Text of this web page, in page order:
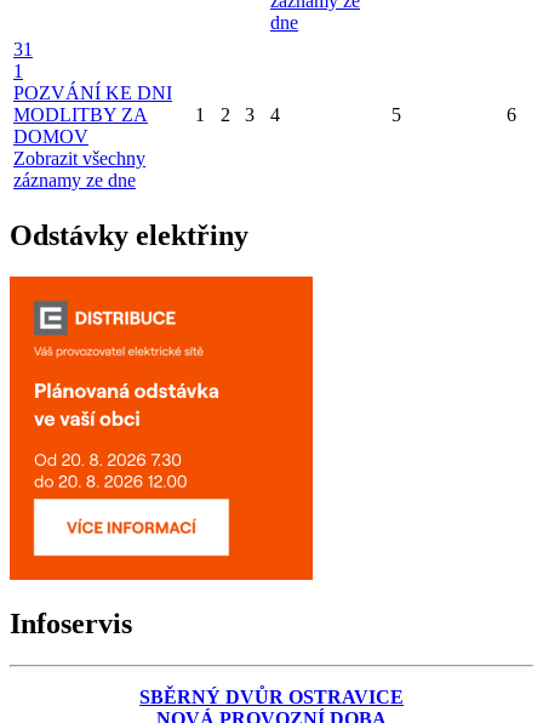
dne
31
1
POZVÁNÍ KE DNI
MODLITBY ZA
DOMOV
Zobrazit všechny
záznamy ze dne
1 2 3 4 5 6
Odstávky elektřiny
Infoservis
SBĚRNÝ DVŮR OSTRAVICE